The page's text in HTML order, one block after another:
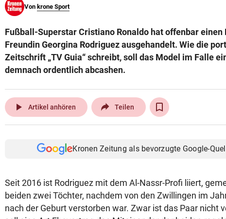
© Krone Multimedia GmbH & Co KG 2026
Von krone Sport
Fußball-Superstar Cristiano Ronaldo hat offenbar einen
Freundin Georgina Rodriguez ausgehandelt. Wie die
Zeitschrift „TV Guia“ schreibt, soll das Model im Falle
demnach ordentlich abcashen.
play_arrow Artikel anhören Teilen
Kronen Zeitung als bevorzugte Google-
Seit 2016 ist Rodriguez mit dem Al-Nassr-Profi liiert,
beiden zwei Töchter, nachdem von den Zwillingen im
nach der Geburt verstorben war. Zwar ist das Paar nicht